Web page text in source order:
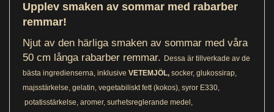
Upplev smaken av sommar med rabarber
remmar!
Njut av den härliga smaken av sommar med våra
50 cm långa rabarber remmar. Dessa är tillverkade av de
bästa ingredienserna, inklusive VETEMJÖL, socker, glukossirap,
majsstärkelse, gelatin, vegetabiliskt fett (kokos), syror E330,
potatisstärkelse, aromer, surhetsreglerande medel,